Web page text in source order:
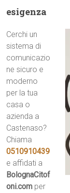
esigenza
Cerchi un
sistema di
comunicazio
ne sicuro e
moderno
per la tua
casa o
azienda a
Castenaso?
Chiama
0510910439
e affidati a
BolognaCitof
oni.com per